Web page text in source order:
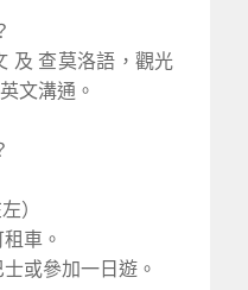
查莫洛語，觀光
文溝通。
）
車。
或參加一日遊。